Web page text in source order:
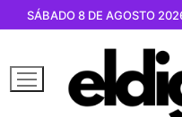
contenido
SÁBADO 8 DE AGOSTO